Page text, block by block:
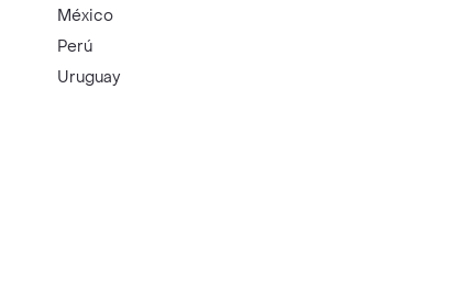
México
Perú
Uruguay